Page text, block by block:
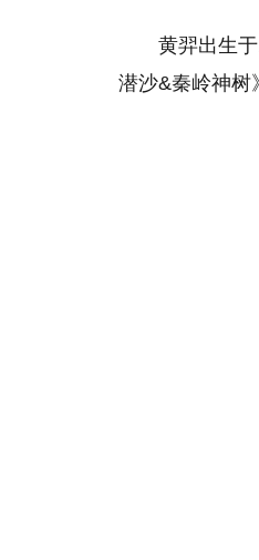
黄羿出生
潜沙&秦岭神树